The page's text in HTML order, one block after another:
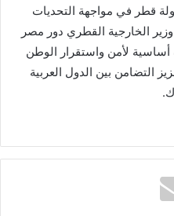
قطر في مواجهة التحديات
وزير الخارجية القطري دور مصر
أساسية لأمن واستقرار الوطن
التضامن بين الدول العربية